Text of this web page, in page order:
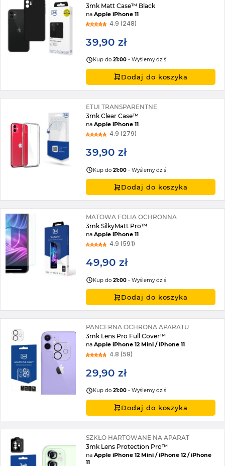
3mk Matt Case™ Black
naApple iPhone 11
4.9 (248)
39,90 zł
Kup do21:00 - Wyślemy dziś
Dodaj do koszyka
ETUI TRANSPARENTNE
3mk Clear Case™
naApple iPhone 11
4.9 (279)
39,90 zł
Kup do21:00 - Wyślemy dziś
Dodaj do koszyka
MATOWA FOLIA OCHRONNA
3mk SilkyMatt Pro™
naApple iPhone 11
4.9 (591)
49,90 zł
Kup do21:00 - Wyślemy dziś
Dodaj do koszyka
PANCERNA OCHRONA APARATU
3mk Lens Pro Full Cover™
naApple iPhone 12 Mini / iPhone 11
4.8 (59)
29,90 zł
Kup do21:00 - Wyślemy dziś
Dodaj do koszyka
SZKŁO HARTOWANE NA APARAT
3mk Lens Protection Pro™
naApple iPhone 12 Mini / iPhone 12 / iPhone
11